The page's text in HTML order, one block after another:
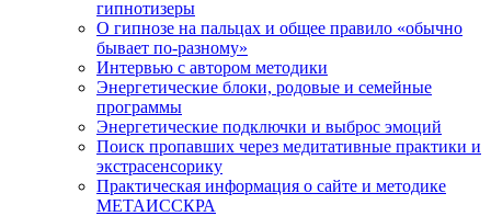
гипнотизеры
О гипнозе на пальцах и общее правило «обычно
бывает по-разному»
Интервью с автором методики
Энергетические блоки, родовые и семейные
программы
Энергетические подключки и выброс эмоций
Поиск пропавших через медитативные практики и
экстрасенсорику
Практическая информация о сайте и методике
МЕТАИССКРА